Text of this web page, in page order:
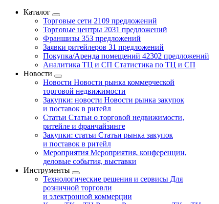
Каталог
Торговые сети 2109 предложений
Торговые центры 2031 предложений
Франшизы 353 предложений
Заявки ритейлеров 31 предложений
Покупка/Аренда помещений 42302 предложений
Аналитика ТЦ и СП Статистика по ТЦ и СП
Новости
Новости Новости рынка коммерческой
торговой недвижимости
Закупки: новости Новости рынка закупок
и поставок в ритейл
Статьи Статьи о торговой недвижимости,
ритейле и франчайзинге
Закупки: статьи Статьи рынка закупок
и поставок в ритейл
Мероприятия Мероприятия, конференции,
деловые события, выставки
Инструменты
Технологические решения и сервисы Для
розничной торговли
и электронной коммерции